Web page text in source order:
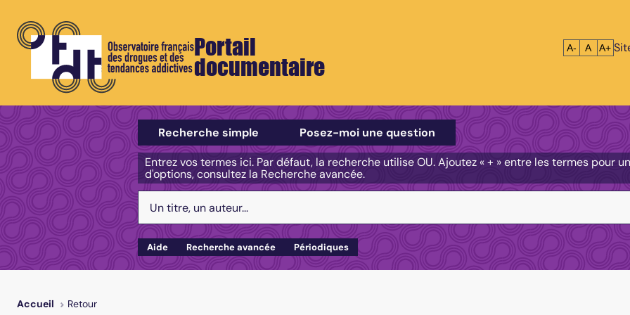
Portail
documentaire
Réduire le
A- A A+
Sélectionner un type de recherche
Recherche simple
Posez-moi une question
Entrez vos termes ici. Par défaut, la recherche utilise OU. Ajoutez « + » entre les termes pour
d'options, consultez la Recherche avancée.
Aide Recherche avancée Périodiques
Accueil Retour